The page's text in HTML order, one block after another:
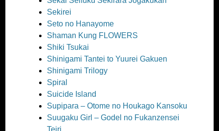
Sekirei
Seto no Hanayome
Shaman Kung FLOWERS
Shiki Tsukai
Shinigami Tantei to Yuurei Gakuen
Shinigami Trilogy
Spiral
Suicide Island
Supipara – Otome no Houkago Kansoku
Suugaku Girl – Godel no Fukanzensei
Teiri